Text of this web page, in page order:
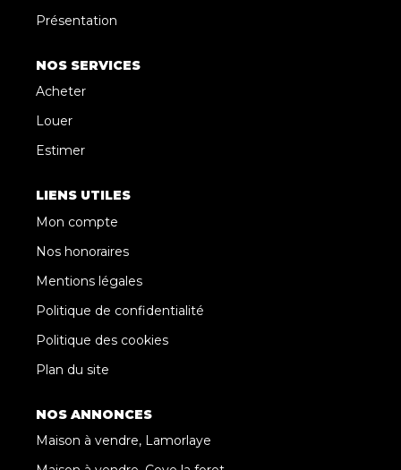
Présentation
NOS SERVICES
Acheter
Louer
Estimer
LIENS UTILES
Mon compte
Nos honoraires
Mentions légales
Politique de confidentialité
Politique des cookies
Plan du site
NOS ANNONCES
Maison à vendre, Lamorlaye